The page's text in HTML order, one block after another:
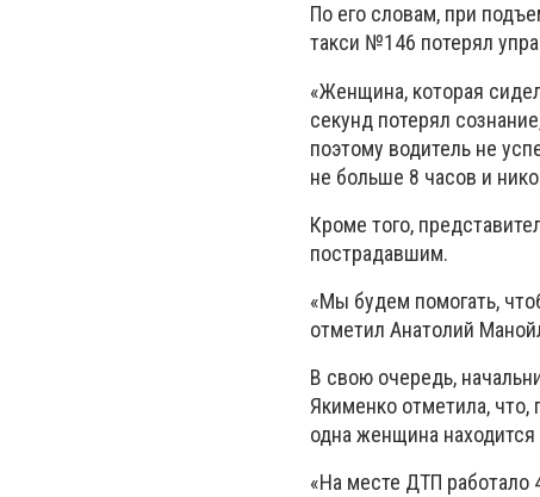
По его словам, при
такси №146 потерял
«Женщина, которая
секунд потерял
поэтому водитель не
не больше 8 часов и
Кроме того,
пострадавшим.
«Мы будем помогать,
отметил Анатолий
В свою очередь,
Якименко отметила,
одна женщина
«На месте ДТП работало